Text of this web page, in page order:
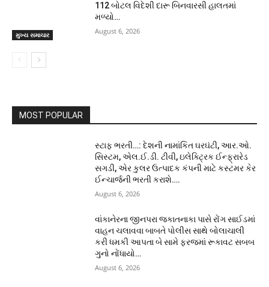
મુખ્ય સમાચાર
112 બોટલ વિદેશી દારૂ બિનવારસી હાલતમાં
મળ્યો…
August 6, 2026
MOST POPULAR
સ્ટાફ ભરતી…: દેશની નામાંકિત ઘરઘંટી, આર.ઓ.
સિસ્ટમ, એલ.ઈ.ડી. ટીવી, ઇલેક્ટ્રિક ઈન્ફ્રારેડ
સગડી, એર કુલર ઉત્પાદક કંપની માટે કસ્ટમર કેર
ઈન્ચાર્જની ભરતી કરાશે….
August 6, 2026
વાંકાનેરના જીનપરા જકાતનાકા પાસે રોંગ સાઈડમાં
વાહન ચલાવવા બાબતે પોલીસ સાથે બોલાચાલી
કરી ધમકી આપતા બે સામે ફરજમાં રૂકાવટ સબબ
ગુનો નોંધાયો…
August 6, 2026